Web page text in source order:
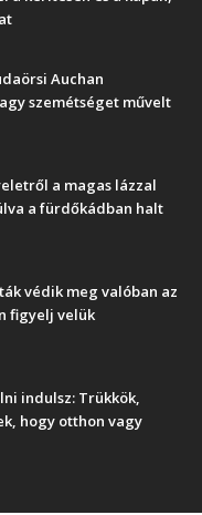
Auchan
szemétséget művelt
a magas lázzal
a fürdőkádban halt
védik meg valóban az
figyelj velük
indulsz: Trükkök,
hogy otthon vagy